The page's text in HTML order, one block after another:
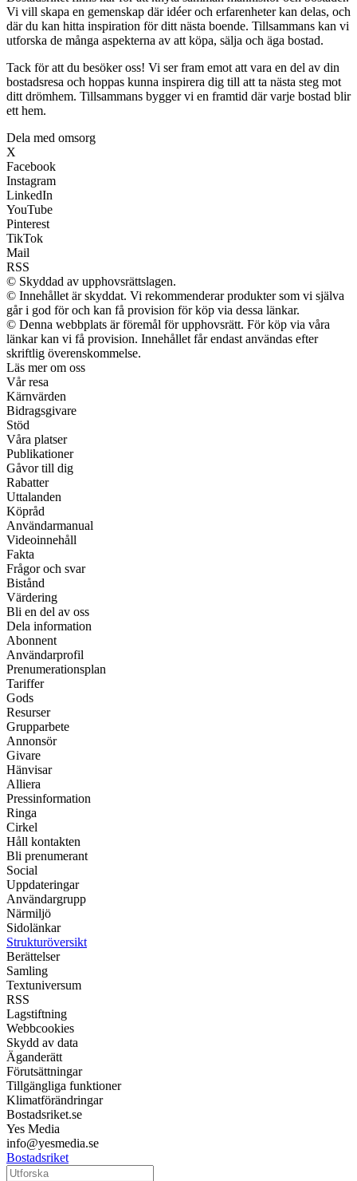
Vi vill skapa en gemenskap där idéer och erfarenheter kan delas, och
där du kan hitta inspiration för ditt nästa boende. Tillsammans kan vi
utforska de många aspekterna av att köpa, sälja och äga bostad.
Tack för att du besöker oss! Vi ser fram emot att vara en del av din
bostadsresa och hoppas kunna inspirera dig till att ta nästa steg mot
ditt drömhem. Tillsammans bygger vi en framtid där varje bostad blir
ett hem.
Dela med omsorg
X
Facebook
Instagram
LinkedIn
YouTube
Pinterest
TikTok
Mail
RSS
© Skyddad av upphovsrättslagen.
© Innehållet är skyddat. Vi rekommenderar produkter som vi själva
går i god för och kan få provision för köp via dessa länkar.
© Denna webbplats är föremål för upphovsrätt. För köp via våra
länkar kan vi få provision. Innehållet får endast användas efter
skriftlig överenskommelse.
Läs mer om oss
Vår resa
Kärnvärden
Bidragsgivare
Stöd
Våra platser
Publikationer
Gåvor till dig
Rabatter
Uttalanden
Köpråd
Användarmanual
Videoinnehåll
Fakta
Frågor och svar
Bistånd
Värdering
Bli en del av oss
Dela information
Abonnent
Användarprofil
Prenumerationsplan
Tariffer
Gods
Resurser
Grupparbete
Annonsör
Givare
Hänvisar
Alliera
Pressinformation
Ringa
Cirkel
Håll kontakten
Bli prenumerant
Social
Uppdateringar
Användargrupp
Närmiljö
Sidolänkar
Strukturöversikt
Berättelser
Samling
Textuniversum
RSS
Lagstiftning
Webbcookies
Skydd av data
Äganderätt
Förutsättningar
Tillgängliga funktioner
Klimatförändringar
Bostadsriket.se
Yes Media
info@yesmedia.se
Bostadsriket